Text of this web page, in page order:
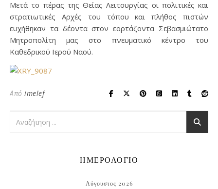
Μετά το πέρας της Θείας Λειτουργίας οι πολιτικές και
στρατιωτικές Αρχές του τόπου και πλήθος πιστών
ευχήθηκαν τα δέοντα στον εορτάζοντα Σεβασμιώτατο
Μητροπολίτη μας στο πνευματικό κέντρο του
Καθεδρικού Ιερού Ναού.
Από imelef
ΗΜΕΡΟΛΟΓΙΟ
Αύγουστος 2026